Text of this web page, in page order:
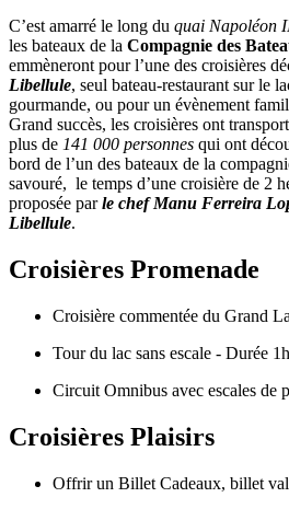
C’est amarré le long du quai Napoléon
les bateaux de la Compagnie des
emmèneront pour l’une des croisières
Libellule, seul bateau-restaurant sur le
gourmande, ou pour un évènement
Grand succès, les croisières ont
plus de 141 000 personnes qui ont
bord de l’un des bateaux de la
savouré, le temps d’une croisière de 2
proposée parle chef Manu Ferreira
Libellule.
Croisières Promenade
Croisière commentée du Grand
Tour du lac sans escale - Durée
Circuit Omnibus avec escales de
Croisières Plaisirs
Offrir un Billet Cadeaux, billet